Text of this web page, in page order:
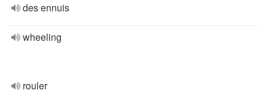
des ennuis
wheeling
rouler